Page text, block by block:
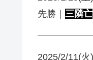
先勝｜ 三隣亡
2025/2/11(火)